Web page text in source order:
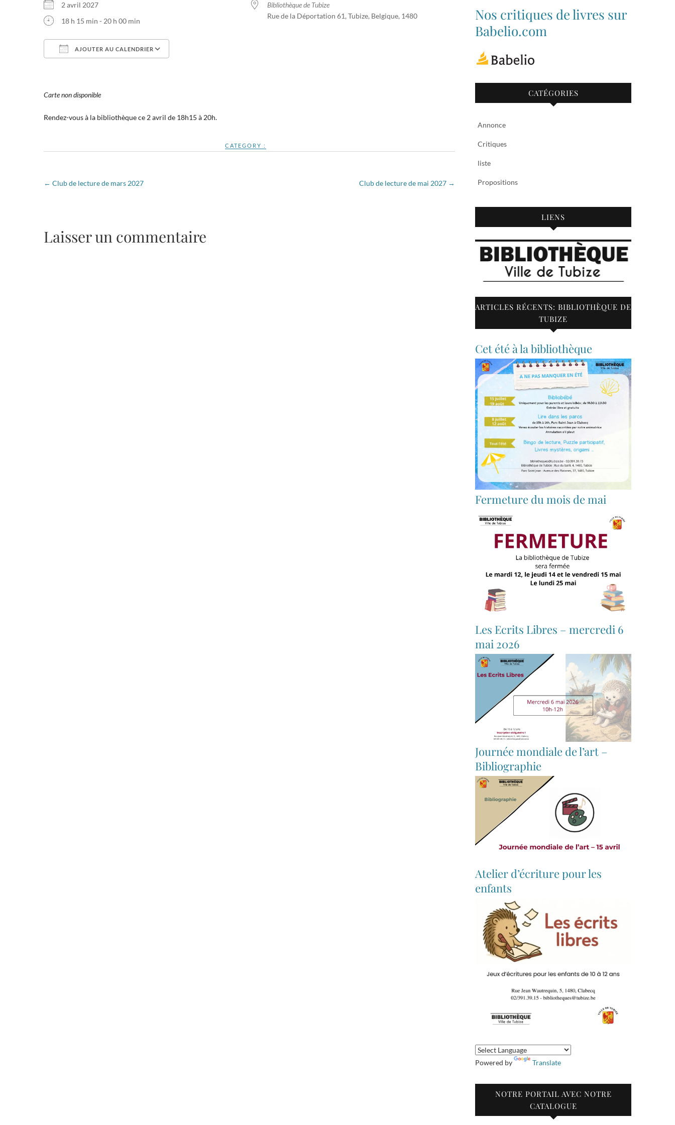
2 avril 2027
18 h 15 min - 20 h 00 min
AJOUTER AU CALENDRIER
Bibliothèque de Tubize
Rue de la Déportation 61, Tubize, Belgique, 1480
Carte non disponible
Rendez-vous à la bibliothèque ce 2 avril de 18h15 à 20h.
CATEGORY :
← Club de lecture de mars 2027 Club de lecture de mai 2027 →
Laisser un commentaire
bibliothequetubize
sur
Facebook
Tuclasakoi
sur
Twitter
Nos critiques de livres sur
Babelio.com
CATÉGORIES
Annonce
Critiques
liste
Propositions
LIENS
ARTICLES RÉCENTS: BIBLIOTHÈQUE DE
TUBIZE
Cet été à la bibliothèque
Fermeture du mois de mai
Les Ecrits Libres – mercredi 6
mai 2026
Journée mondiale de l’art –
Bibliographie
Atelier d’écriture pour les
enfants
Powered by Translate
NOTRE PORTAIL AVEC NOTRE
CATALOGUE